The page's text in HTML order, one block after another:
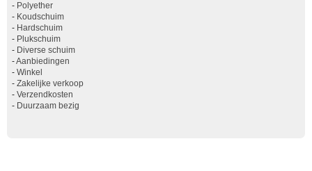
- Polyether
- Koudschuim
- Hardschuim
- Plukschuim
- Diverse schuim
-Aanbiedingen
- Winkel
- Zakelijke verkoop
- Verzendkosten
- Duurzaam bezig